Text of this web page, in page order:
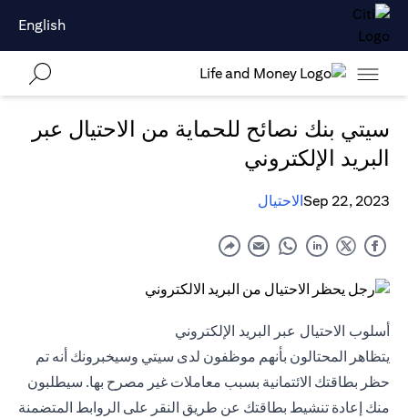
English
سيتي بنك نصائح للحماية من الاحتيال عبر
البريد الإلكتروني
Sep 22, 2023الاحتيال
أسلوب الاحتيال عبر البريد الإلكتروني
يتظاهر المحتالون بأنهم موظفون لدى سيتي وسيخبرونك أنه تم
حظر بطاقتك الائتمانية بسبب معاملات غير مصرح بها. سيطلبون
منك إعادة تنشيط بطاقتك عن طريق النقر على الروابط المتضمنة